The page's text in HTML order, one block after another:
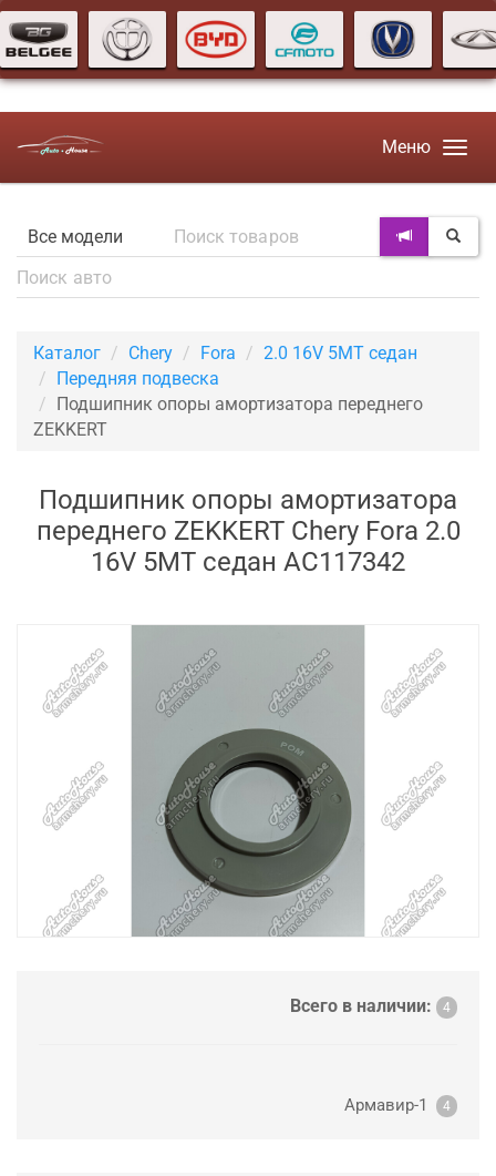
Меню
Каталог Chery Fora
2.0 16V 5MT седан
Передняя подвеска
Подшипник опоры амортизатора переднего
ZEKKERT
Подшипник опоры амортизатора
переднего ZEKKERT Chery Fora 2.0
16V 5MT седан AC117342
Всего в наличии: 4
Армавир-1 4